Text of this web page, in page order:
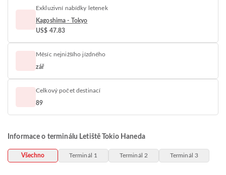
Exkluzivní nabídky letenek
Kagoshima - Tokyo
US$ 47.83
Měsíc nejnižšího jízdného
zář
Celkový počet destinací
89
Informace o terminálu Letiště Tokio Haneda
Všechno Terminál 1 Terminál 2 Terminál 3